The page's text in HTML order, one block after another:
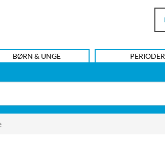
BØRN & UNGE PERIODER